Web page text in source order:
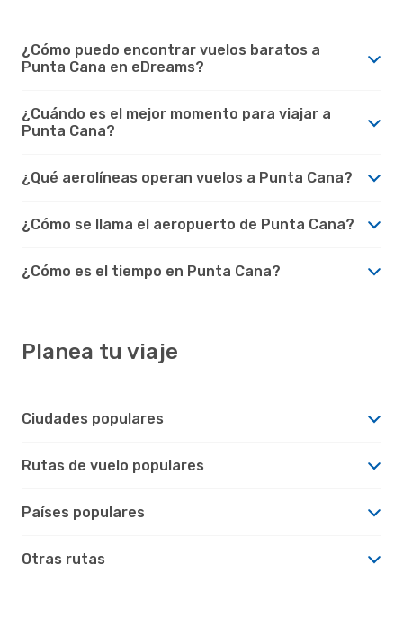
¿Cómo puedo encontrar vuelos baratos a
Punta Cana en eDreams?
¿Cuándo es el mejor momento para viajar a
Punta Cana?
¿Qué aerolíneas operan vuelos a Punta Cana?
¿Cómo se llama el aeropuerto de Punta Cana?
¿Cómo es el tiempo en Punta Cana?
Planea tu viaje
Ciudades populares
Rutas de vuelo populares
Países populares
Otras rutas